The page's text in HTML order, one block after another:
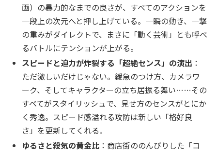
画）の暴力的なまでの良さが、すべてのアクションを
一段上の次元へと押し上げている。一瞬の動き、一撃
の重みがダイレクトで、まさに「動く芸術」とも呼べ
るバトルにテンションが上がる。
スピードと迫力が炸裂する「超絶センス」の演出 ：
ただ激しいだけじゃない。緩急のつけ方、カメラワ
ーク、そしてキャラクターの立ち居振る舞い……その
すべてがスタイリッシュで、見せ方のセンスがとにか
く秀逸。スピード感溢れる攻防は新しい「格好良
さ」を更新してくれる。
ゆるさと殺気の黄金比 ：商店街ののんびりした「コ